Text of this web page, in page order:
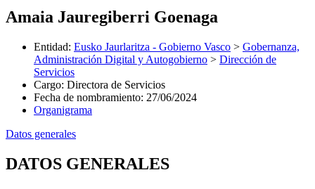
Amaia Jauregiberri Goenaga
Entidad: Eusko Jaurlaritza - Gobierno Vasco > Gobernanza,
Administración Digital y Autogobierno > Dirección de
Servicios
Cargo: Directora de Servicios
Fecha de nombramiento: 27/06/2024
Organigrama
Datos generales
DATOS GENERALES